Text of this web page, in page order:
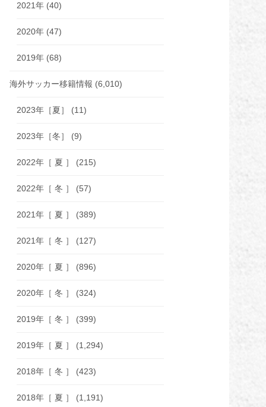
2021年 (40)
2020年 (47)
2019年 (68)
海外サッカー移籍情報 (6,010)
2023年［夏］ (11)
2023年［冬］ (9)
2022年［ 夏 ］ (215)
2022年［ 冬 ］ (57)
2021年［ 夏 ］ (389)
2021年［ 冬 ］ (127)
2020年［ 夏 ］ (896)
2020年［ 冬 ］ (324)
2019年［ 冬 ］ (399)
2019年［ 夏 ］ (1,294)
2018年［ 冬 ］ (423)
2018年［ 夏 ］ (1,191)